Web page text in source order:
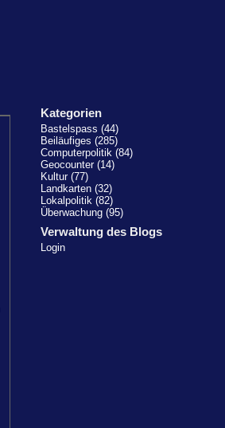
Kategorien
Bastelspass (44)
Beiläufiges (285)
Computerpolitik (84)
Geocounter (14)
Kultur (77)
Landkarten (32)
Lokalpolitik (82)
Überwachung (95)
Verwaltung des Blogs
Login